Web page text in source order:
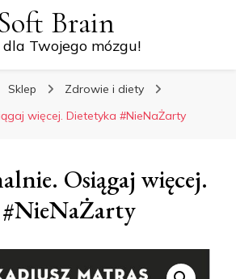
Brain
dla Twojego mózgu!
Sklep
Zdrowie i diety
więcej. Dietetyka #NieNaŻarty
Osiągaj więcej.